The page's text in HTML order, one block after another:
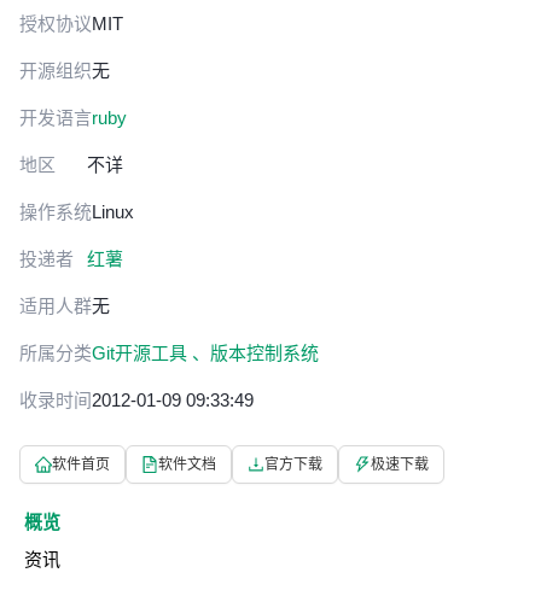
授权协议MIT
开源组织无
开发语言ruby
地区 不详
操作系统Linux
投递者 红薯
适用人群无
所属分类Git开源工具 、 版本控制系统
收录时间2012-01-09 09:33:49
软件首页 软件文档 官方下载 极速下载
概览
资讯